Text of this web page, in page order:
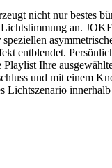
nicht nur bestes
an.
entblendet.
Ihre
und mit einem
Lichtszenario innerhalb